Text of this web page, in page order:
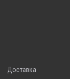
Доставка